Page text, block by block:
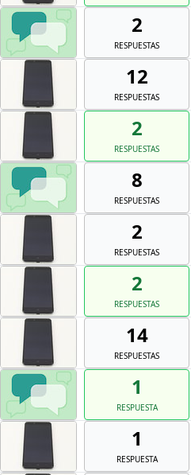
2
RESPUESTAS
12
RESPUESTAS
2
RESPUESTAS
8
RESPUESTAS
2
RESPUESTAS
2
RESPUESTAS
14
RESPUESTAS
1
RESPUESTA
1
RESPUESTA